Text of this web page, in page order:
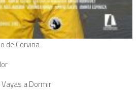
de Corvina
a Dormir